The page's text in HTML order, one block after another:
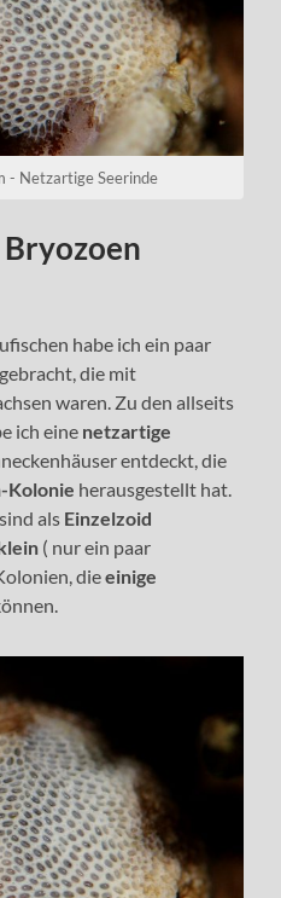
- Netzartige Seerinde
habe ich ein paar
die mit
waren. Zu den allseits
ich eine netzartige
entdeckt, die
Kolonie herausgestellt hat.
als Einzelzoid
( nur ein paar
dieeinige